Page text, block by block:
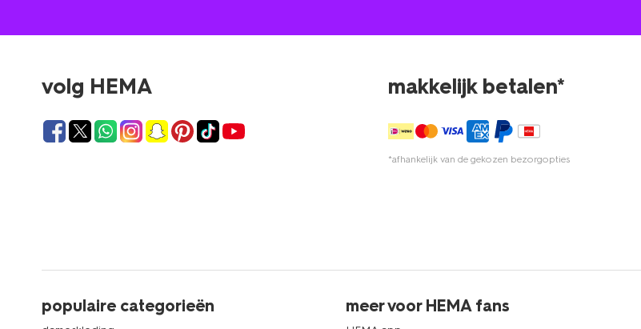
volg HEMA makkelijk betalen*
*afhankelijk van de gekozen bezorgopties
populaire categorieën meer voor HEMA fans